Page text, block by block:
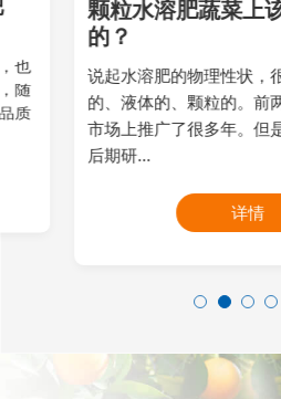
也
随
质
颗粒水溶肥蔬菜上
的？
说起水溶肥的物理性状，
的、液体的、颗粒的。前
市场上推广了很多年。但
后期研...
详情